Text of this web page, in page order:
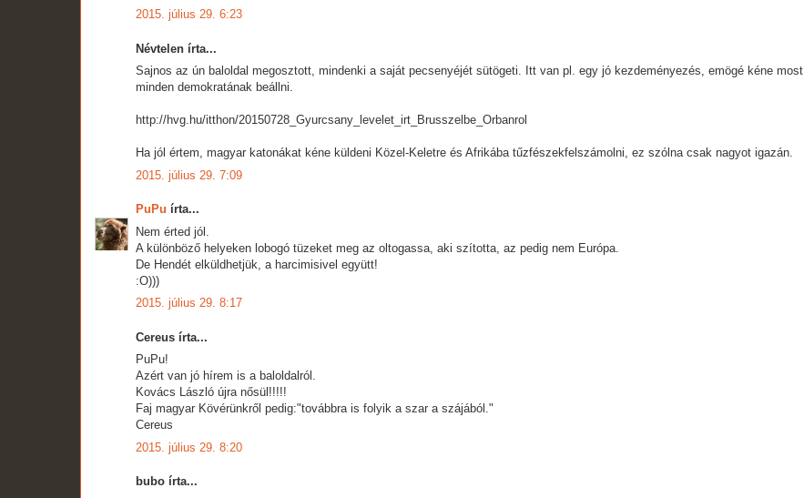
2015. július 29. 6:23
Névtelen írta...
Sajnos az ún baloldal megosztott, mindenki a saját pecsenyéjét sütögeti. Itt van pl. egy jó kezdeményezés, emögé kéne most
minden demokratának beállni.
http://hvg.hu/itthon/20150728_Gyurcsany_levelet_irt_Brusszelbe_Orbanrol
Ha jól értem, magyar katonákat kéne küldeni Közel-Keletre és Afrikába tűzfészekfelszámolni, ez szólna csak nagyot igazán.
2015. július 29. 7:09
PuPu írta...
Nem érted jól.
A különböző helyeken lobogó tüzeket meg az oltogassa, aki szította, az pedig nem Európa.
De Hendét elküldhetjük, a harcimisivel együtt!
:O)))
2015. július 29. 8:17
Cereus írta...
PuPu!
Azért van jó hírem is a baloldalról.
Kovács László újra nősül!!!!!
Faj magyar Kövérünkről pedig:"továbbra is folyik a szar a szájából."
Cereus
2015. július 29. 8:20
bubo írta...